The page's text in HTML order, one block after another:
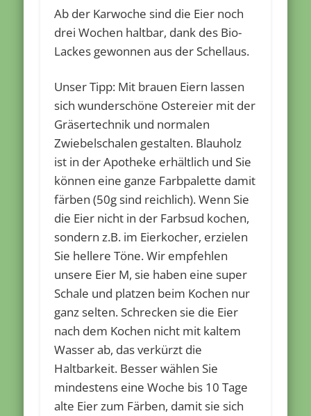
Ab der Karwoche sind die Eier noch
drei Wochen haltbar, dank des Bio-
Lackes gewonnen aus der Schellaus.
Unser Tipp: Mit brauen Eiern lassen
sich wunderschöne Ostereier mit der
Gräsertechnik und normalen
Zwiebelschalen gestalten. Blauholz
ist in der Apotheke erhältlich und Sie
können eine ganze Farbpalette damit
färben (50g sind reichlich). Wenn Sie
die Eier nicht in der Farbsud kochen,
sondern z.B. im Eierkocher, erzielen
Sie hellere Töne. Wir empfehlen
unsere Eier M, sie haben eine super
Schale und platzen beim Kochen nur
ganz selten. Schrecken sie die Eier
nach dem Kochen nicht mit kaltem
Wasser ab, das verkürzt die
Haltbarkeit. Besser wählen Sie
mindestens eine Woche bis 10 Tage
alte Eier zum Färben, damit sie sich